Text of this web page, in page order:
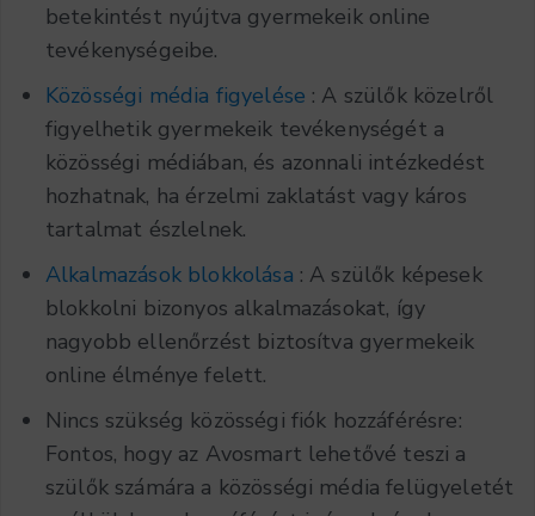
betekintést nyújtva gyermekeik online
tevékenységeibe.
Közösségi média figyelése : A szülők közelről
figyelhetik gyermekeik tevékenységét a
közösségi médiában, és azonnali intézkedést
hozhatnak, ha érzelmi zaklatást vagy káros
tartalmat észlelnek.
Alkalmazások blokkolása : A szülők képesek
blokkolni bizonyos alkalmazásokat, így
nagyobb ellenőrzést biztosítva gyermekeik
online élménye felett.
Nincs szükség közösségi fiók hozzáférésre:
Fontos, hogy az Avosmart lehetővé teszi a
szülők számára a közösségi média felügyeletét